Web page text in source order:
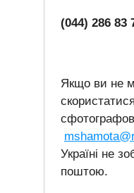
(044) 286 83
Якщо ви не
Україні не
поштою.